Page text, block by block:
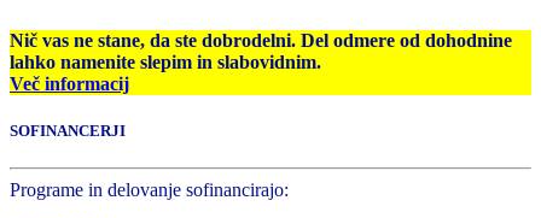
Nič vas ne stane, da ste dobrodelni. Del odmere od dohodnine
lahko namenite slepim in slabovidnim.
Več informacij
SOFINANCERJI
Programe in delovanje sofinancirajo: